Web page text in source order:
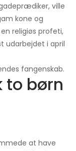
ville
kone og
religiøs profeti,
udarbejdet i april
fangenskab.
to børn
at have